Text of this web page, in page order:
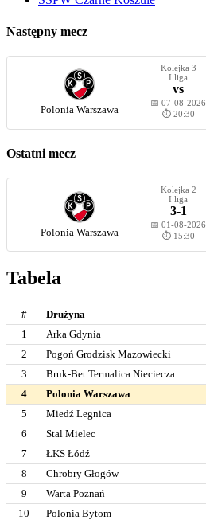
Następny mecz
Polonia Warszawa
Kolejka 3
I liga
vs
📅 07-08-2026
⏱️ 20:30
Ostatni mecz
Polonia Warszawa
Kolejka 2
I liga
3-1
📅 01-08-2026
⏱️ 15:30
Tabela
# Drużyna
1
Arka Gdynia
2
Pogoń Grodzisk Mazowiecki
3
Bruk-Bet Termalica Nieciecza
4
Polonia Warszawa
5
Miedź Legnica
6
Stal Mielec
7
ŁKS Łódź
8
Chrobry Głogów
9
Warta Poznań
10
Polonia Bytom